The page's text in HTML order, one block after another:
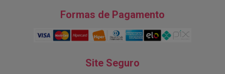
Formas de Pagamento
Site Seguro